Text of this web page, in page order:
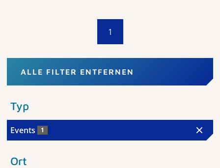
1
ALLE FILTER ENTFERNEN
Typ
Events 1
Ort